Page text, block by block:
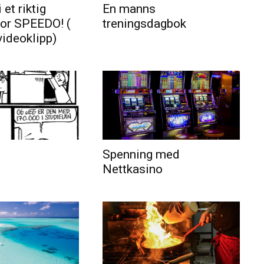
et riktig
SPEEDO! (
En manns
treningsdagbok
Spenning med
Nettkasino